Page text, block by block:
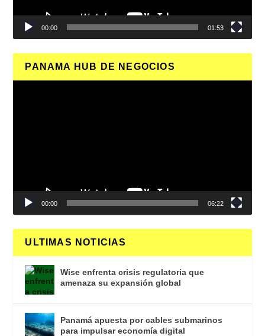
00:00 01:53
PANAMA HUB DE NEGOCIOS
00:00 06:22
ULTIMAS NOTICIAS
Wise enfrenta crisis regulatoria que
amenaza su expansión global
Panamá apuesta por cables submarinos
para impulsar economía digital